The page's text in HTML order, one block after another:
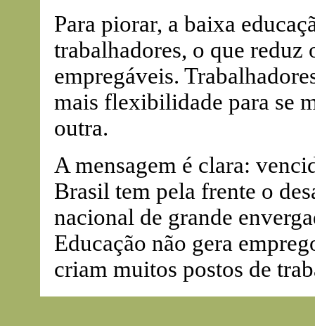
Para piorar, a baixa
trabalhadores, o que reduz
empregáveis.
mais flexibilidade para se
outra.
A mensagem é clara:
Brasil tem pela frente o
nacional de grande
Educação não gera
criam muitos postos de